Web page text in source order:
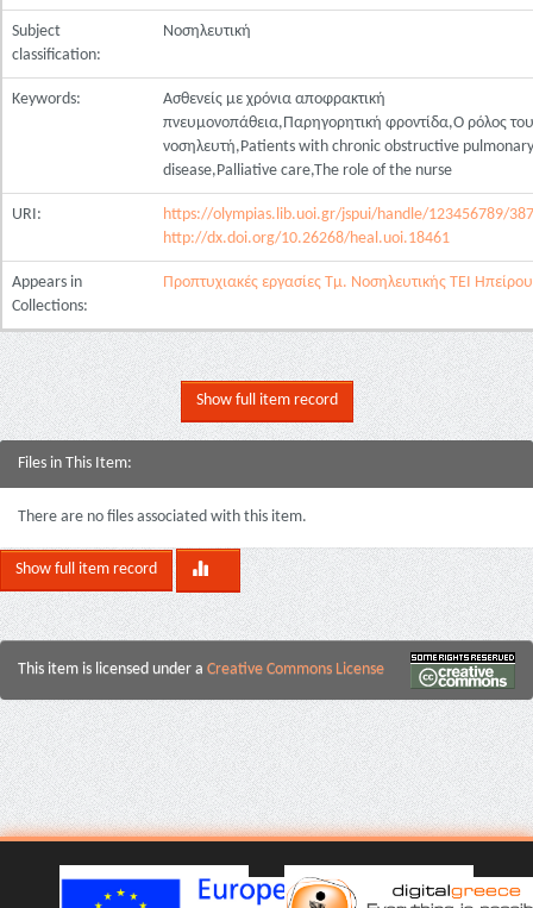
Subject
classification:
Νοσηλευτική
Keywords:
Ασθενείς με χρόνια αποφρακτική
πνευμονοπάθεια,Παρηγορητική φροντίδα,Ο ρόλος του
νοσηλευτή,Patients with chronic obstructive pulmonary
disease,Palliative care,The role of the nurse
URI:
https://olympias.lib.uoi.gr/jspui/handle/123456789/
http://dx.doi.org/10.26268/heal.uoi.18461
Appears in
Collections:
Προπτυχιακές εργασίες Τμ. Νοσηλευτικής ΤΕΙ Ηπείρου
Show full item record
Files in This Item:
There are no files associated with this item.
Show full item record
This item is licensed under a Creative Commons License